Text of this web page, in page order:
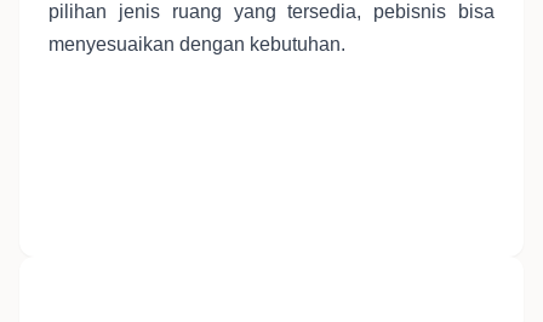
pilihan jenis ruang yang tersedia, pebisnis bisa
menyesuaikan dengan kebutuhan.